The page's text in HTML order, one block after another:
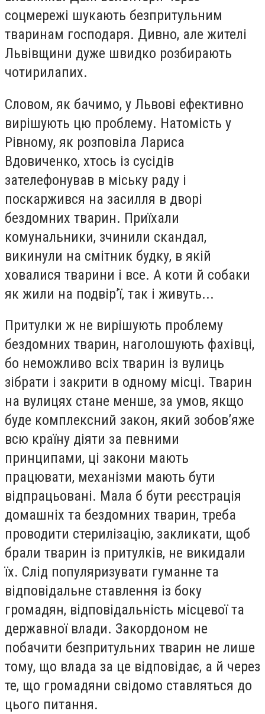
соцмережі шукають безпритульним
тваринам господаря. Дивно, але жителі
Львівщини дуже швидко розбирають
чотирилапих.
Словом, як бачимо, у Львові ефективно
вирішують цю проблему. Натомість у
Рівному, як розповіла Лариса
Вдовиченко, хтось із сусідів
зателефонував в міську раду і
поскаржився на засилля в дворі
бездомних тварин. Приїхали
комунальники, зчинили скандал,
викинули на смітник будку, в якій
ховалися тварини і все. А коти й собаки
як жили на подвір’ї, так і живуть...
Притулки ж не вирішують проблему
бездомних тварин, наголошують фахівці,
бо неможливо всіх тварин із вулиць
зібрати і закрити в одному місці. Тварин
на вулицях стане менше, за умов, якщо
буде комплексний закон, який зобов’яже
всю країну діяти за певними
принципами, ці закони мають
працювати, механізми мають бути
відпрацьовані. Мала б бути реєстрація
домашніх та бездомних тварин, треба
проводити стерилізацію, закликати, щоб
брали тварин із притулків, не викидали
їх. Слід популяризувати гуманне та
відповідальне ставлення із боку
громадян, відповідальність місцевої та
державної влади. Закордоном не
побачити безпритульних тварин не лише
тому, що влада за це відповідає, а й через
те, що громадяни свідомо ставляться до
цього питання.